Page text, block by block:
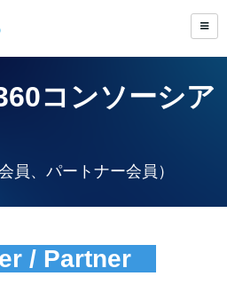
コンソーシア
員、パートナー会員）
/ Partner